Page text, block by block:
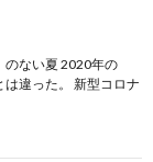
のない夏 2020年の
違った。 新型コロナ